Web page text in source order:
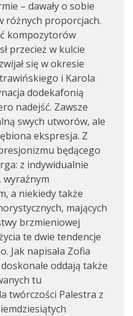
– dawały o sobie
różnych proporcjach.
kompozytorów
przecież w kulcie
się w okresie
i Karola
dodekafonią
nadejść. Zawsze
swych utworów, ale
ekspresja. Z
będącego
z indywidualnie
a niekiedy także
mających
brzmieniowej
te dwie tendencje
Jak napisała Zofia
oddają także
tu
twórczości Palestra z